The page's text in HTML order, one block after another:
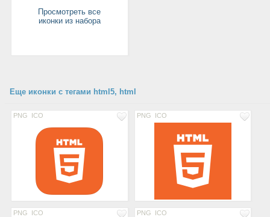
Просмотреть все
иконки из набора
Еще иконки с тегами html5, html
PNG ICO PNG ICO
PNG ICO PNG ICO